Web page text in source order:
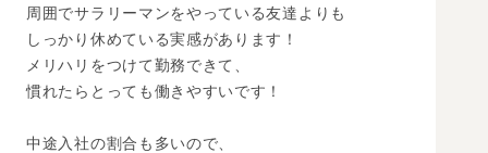
周囲でサラリーマンをやっている友達よりも
しっかり休めている実感があります！
メリハリをつけて勤務できて、
慣れたらとっても働きやすいです！
中途入社の割合も多いので、